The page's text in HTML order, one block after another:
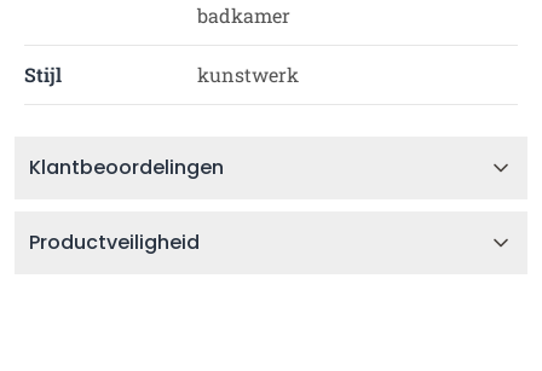
badkamer
Stijl kunstwerk
Klantbeoordelingen
Productveiligheid